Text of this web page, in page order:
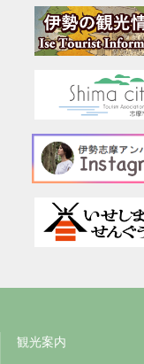
観光案内